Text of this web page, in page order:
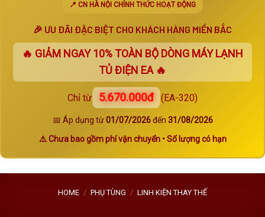
📍 CN HÀ NỘI CHÍNH THỨC HOẠT ĐỘNG
🎉 ƯU ĐÃI ĐẶC BIỆT CHO KHÁCH HÀNG MIỀN BẮC
🔥 GIẢM NGAY10% TOÀN BỘ DÒNG MÁY LẠNH
TỦ ĐIỆN EA 🔥
Chỉ từ 5.670.000đ (EA-320)
📅 Áp dụng từ01/07/2026đến 31/08/2026
⚠️ Chưa bao gồm phí vận chuyển • Số lượng có hạn
HOME / PHỤ TÙNG / LINH KIỆN THAY THẾ